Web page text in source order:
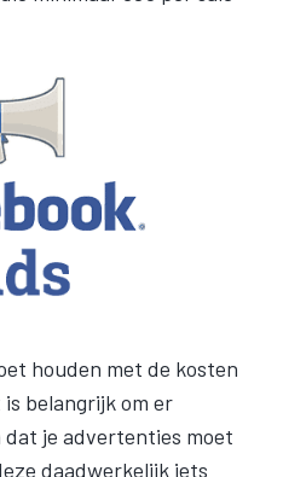
houden met de kosten
belangrijk om er
je advertenties moet
daadwerkelijk iets